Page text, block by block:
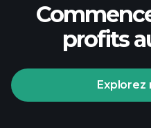
Tournois Playtrade
profits
Explorez